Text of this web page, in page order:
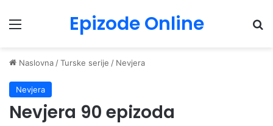
Menu Epizode Online
Naslovna /Turske serije / Nevjera
Nevjera
Nevjera 90 epizoda